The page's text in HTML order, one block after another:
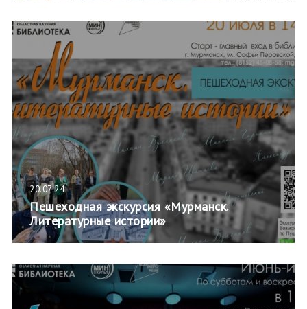
20.07.24
Пешеходная экскурсия «Мурманск.
Литературные истории»